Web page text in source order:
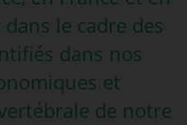
le cadre des
dans nos
et
de notre